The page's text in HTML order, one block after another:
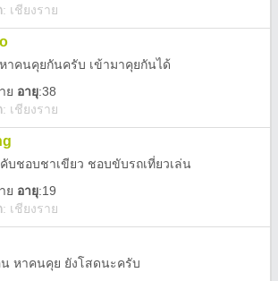
: เชียงราย
าคนคุยกันครับ เข้ามาคุยกันได้
ย อายุ:38
: เชียงราย
คับชอบชาเขียว ชอบขับรถเที่ยวเล่น
ย อายุ:19
: เชียงราย
น หาคนคุย ยังโสดนะครับ